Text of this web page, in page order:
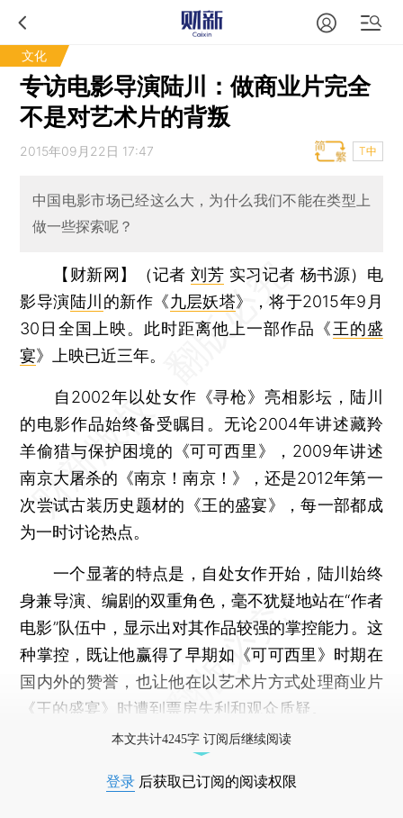
文化
专访电影导演陆川：做商业片完全
不是对艺术片的背叛
2015年09月22日 17:47 T中
中国电影市场已经这么大，为什么我们不能在类型上
做一些探索呢？
【财新网】（记者刘芳 实习记者 杨书源） 电
影导演陆川 的新作《九层妖塔》，将于2015年9月
30日全国上映。此时距离他上一部作品《王的盛
宴》上映已近三年。
自2002年以处女作《寻枪》亮相影坛，陆川
的电影作品始终备受瞩目。无论2004年讲述藏羚
羊偷猎与保护困境的《可可西里》，2009年讲述
南京大屠杀的《南京！南京！》，还是2012年第一
次尝试古装历史题材的《王的盛宴》，每一部都成
为一时讨论热点。
一个显著的特点是，自处女作开始，陆川始终
身兼导演、编剧的双重角色，毫不犹疑地站在“作者
电影”队伍中，显示出对其作品较强的掌控能力。这
种掌控，既让他赢得了早期如《可可西里》时期在
国内外的赞誉，也让他在以艺术片方式处理商业片
《王的盛宴》时遭到票房失利和观众质疑。
本文共计4245字 订阅后继续阅读
登录 后获取已订阅的阅读权限